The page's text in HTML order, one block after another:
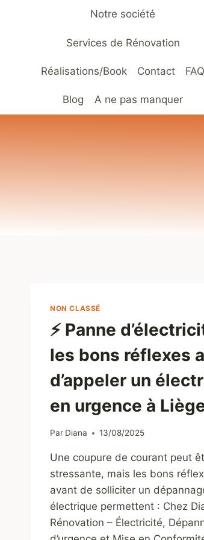
Notre société
Services de Rénovation
Réalisations/Book Contact FAQ
Blog A ne pas manquer
NON CLASSÉ
⚡ Panne
les bons réflexes
d’appeler un
en urgence à
Par Diana 13/08/2025
Une coupure de courant peut
stressante, mais les bons
avant de solliciter un
électrique permettent : Chez
Rénovation – Électricité,